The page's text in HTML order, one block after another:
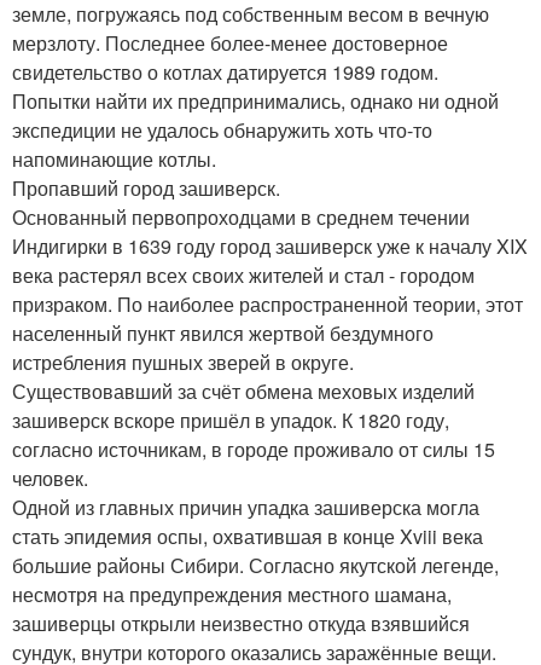
земле, погружаясь под собственным весом в вечную
мерзлоту. Последнее более-менее достоверное
свидетельство о котлах датируется 1989 годом.
Попытки найти их предпринимались, однако ни одной
экспедиции не удалось обнаружить хоть что-то
напоминающие котлы.
Пропавший город зашиверск.
Основанный первопроходцами в среднем течении
Индигирки в 1639 году город зашиверск уже к началу XIX
века растерял всех своих жителей и стал - городом
призраком. По наиболее распространенной теории, этот
населенный пункт явился жертвой бездумного
истребления пушных зверей в округе.
Существовавший за счёт обмена меховых изделий
зашиверск вскоре пришёл в упадок. К 1820 году,
согласно источникам, в городе проживало от силы 15
человек.
Одной из главных причин упадка зашиверска могла
стать эпидемия оспы, охватившая в конце Xviii века
большие районы Сибири. Согласно якутской легенде,
несмотря на предупреждения местного шамана,
зашиверцы открыли неизвестно откуда взявшийся
сундук, внутри которого оказались заражённые вещи.